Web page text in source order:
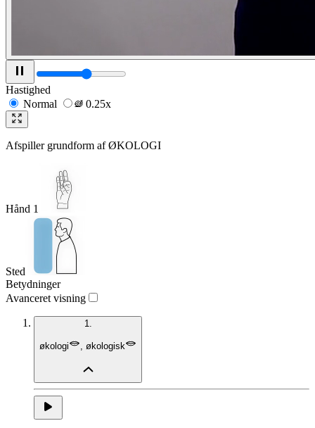
Hastighed
Normal
0.25x
Afspiller grundform afØKOLOGI
Hånd 1
Sted
Betydninger
Avanceret visning
1.
økologi , økologisk